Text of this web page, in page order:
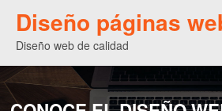
Diseño páginas
Diseño web de calidad